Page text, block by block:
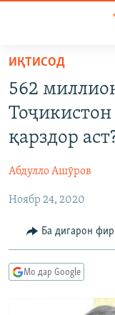
Ҷаҳиш
мояи
аслӣ
ба
феҳристи
Ҷаҳиш
ҷустор
ҚАЗИЯИ "КРОКУС"
ОСИЁИ МАРКАЗӢ
ФАРҲАНГ
ВАРЗИШ
РӮЗГОРИ
ТАҲҚИҚОТ
ҶАНГ ДАР УКРАИНА
НАЗАРИ МАРДУМ
ОЗОДӢ ОНЛАЙН
ВИДЕО
РӮЙХАТҲО
КИТОБҲОИ
ИҚТИСОД
562
Тоҷикистон
қарздор
Абдулло Ашӯров
Ноябр 24, 2020
Ба дигарон
Мо дар Google